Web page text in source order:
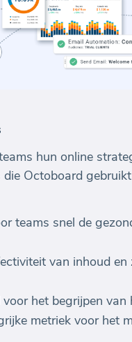
hun online
Octoboard
teams snel de
van inhoud en
het begrijpen van
metriek voor het